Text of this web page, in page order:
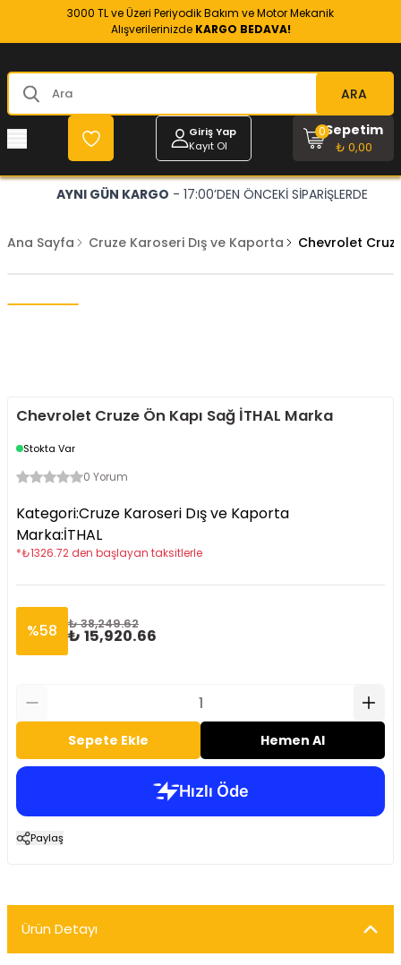
3000 TL ve Üzeri Periyodik Bakım ve Motor Mekanik
Alışverilerinizde KARGO BEDAVA!
ARA
Giriş Yap
Kayıt Ol
Sepetim
₺ 0,00
0
AYNI GÜN KARGO - 17:00’DEN ÖNCEKİ SİPARİŞLERDE
Ana Sayfa Cruze Karoseri Dış ve Kaporta Chevrolet
Chevrolet Cruze Ön Kapı Sağ İTHAL Marka
Stokta Var
0 Yorum
Kategori:Cruze Karoseri Dış ve Kaporta
Marka:İTHAL
*₺1326.72 den başlayan taksitlerle
%58 ₺ 38,249.62
₺ 15,920.66
Sepete Ekle Hemen Al
Paylaş
Ürün Detayı